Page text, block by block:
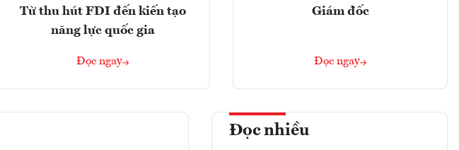
Từ thu hút FDI đến kiến tạo
năng lực quốc gia
Đọc ngay
Giám đốc
Đọc ngay
Đọc nhiều